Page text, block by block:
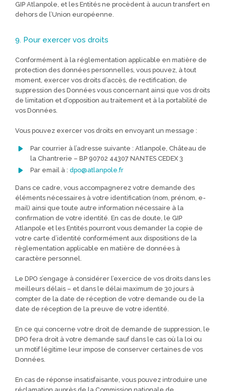
GIP Atlanpole, et les Entités ne procèdent à aucun transfert en
dehors de l’Union européenne.
9. Pour exercer vos droits
Conformément à la réglementation applicable en matière de
protection des données personnelles, vous pouvez, à tout
moment, exercer vos droits d’accès, de rectification, de
suppression des Données vous concernant ainsi que vos droits
de limitation et d’opposition au traitement et à la portabilité de
vos Données.
Vous pouvez exercer vos droits en envoyant un message :
Par courrier à l’adresse suivante : Atlanpole, Château de
la Chantrerie – BP 90702 44307 NANTES CEDEX 3
Par email à : dpo@atlanpole.fr
Dans ce cadre, vous accompagnerez votre demande des
éléments nécessaires à votre identification (nom, prénom, e-
mail) ainsi que toute autre information nécessaire à la
confirmation de votre identité. En cas de doute, le GIP
Atlanpole et les Entités pourront vous demander la copie de
votre carte d’identité conformément aux dispositions de la
règlementation applicable en matière de données à
caractère personnel.
Le DPO s’engage à considérer l’exercice de vos droits dans les
meilleurs délais – et dans le délai maximum de 30 jours à
compter de la date de réception de votre demande ou de la
date de réception de la preuve de votre identité.
En ce qui concerne votre droit de demande de suppression, le
DPO fera droit à votre demande sauf dans le cas où la loi ou
un motif légitime leur impose de conserver certaines de vos
Données.
En cas de réponse insatisfaisante, vous pouvez introduire une